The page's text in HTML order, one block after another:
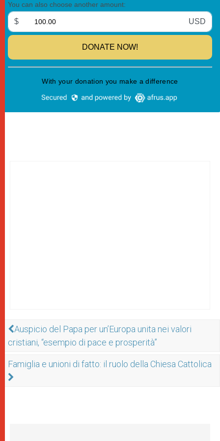
Auspicio del Papa per un’Europa unita nei valori
cristiani, “esempio di pace e prosperità”
Famiglia e unioni di fatto: il ruolo della Chiesa Cattolica